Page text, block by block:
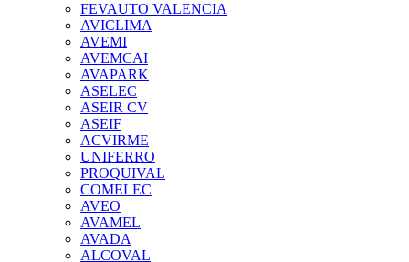
FEVAUTO VALENCIA
AVICLIMA
AVEMI
AVEMCAI
AVAPARK
ASELEC
ASEIR CV
ASEIF
ACVIRME
UNIFERRO
PROQUIVAL
COMELEC
AVEO
AVAMEL
AVADA
ALCOVAL